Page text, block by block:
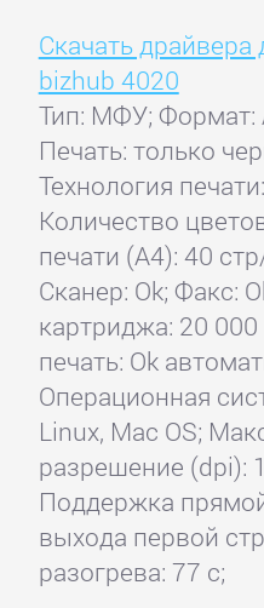
Скачать
bizhub 4020
Тип: МФУ; Формат:
Печать: только
Технология
Количество
печати (А4): 40
Сканер: Ok; Факс:
картриджа: 20
печать: Ok
Операционная
Linux, Mac OS;
разрешение (dpi):
Поддержка
выхода первой
разогрева: 77 с;